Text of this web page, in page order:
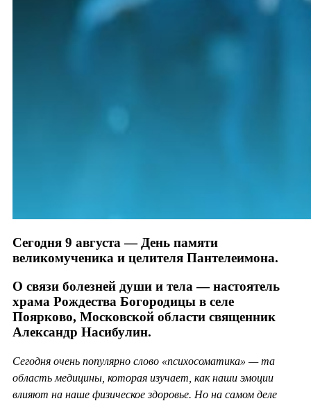
Сегодня 9 августа — День памяти
великомученика и целителя Пантелеимона.
О связи болезней души и тела — настоятель
храма Рождества Богородицы в селе
Поярково, Московской области священник
Александр Насибулин.
Сегодня очень популярно слово «психосоматика» — та
область медицины, которая изучает, как наши эмоции
влияют на наше физическое здоровье. Но на самом деле